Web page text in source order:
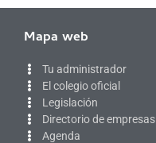
Mapa web
Tu administrador
El colegio oficial
Legislación
Directorio de empresas
Agenda